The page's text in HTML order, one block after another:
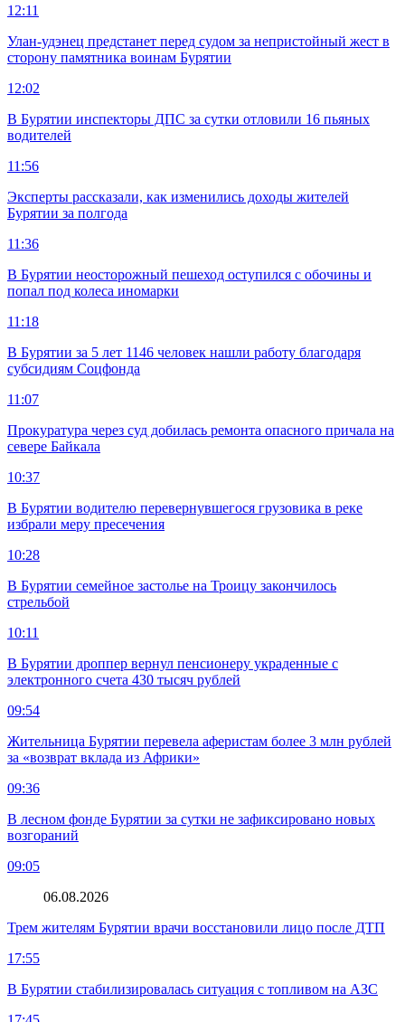
12:11
Улан-удэнец предстанет перед судом за непристойный жест в
сторону памятника воинам Бурятии
12:02
В Бурятии инспекторы ДПС за сутки отловили 16 пьяных
водителей
11:56
Эксперты рассказали, как изменились доходы жителей
Бурятии за полгода
11:36
В Бурятии неосторожный пешеход оступился с обочины и
попал под колеса иномарки
11:18
В Бурятии за 5 лет 1146 человек нашли работу благодаря
субсидиям Соцфонда
11:07
Прокуратура через суд добилась ремонта опасного причала на
севере Байкала
10:37
В Бурятии водителю перевернувшегося грузовика в реке
избрали меру пресечения
10:28
В Бурятии семейное застолье на Троицу закончилось
стрельбой
10:11
В Бурятии дроппер вернул пенсионеру украденные с
электронного счета 430 тысяч рублей
09:54
Жительница Бурятии перевела аферистам более 3 млн рублей
за «возврат вклада из Африки»
09:36
В лесном фонде Бурятии за сутки не зафиксировано новых
возгораний
09:05
06.08.2026
Трем жителям Бурятии врачи восстановили лицо после ДТП
17:55
В Бурятии стабилизировалась ситуация с топливом на АЗС